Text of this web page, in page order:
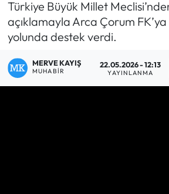
Türkiye Büyük Millet
açıklamayla Arca Çorum
yolunda destek verdi.
MERVE KAYIŞ
MUHABIR
22.05.2026 - 12:13
YAYINLANMA
Çorum Haberleri
Tüm Manşetler